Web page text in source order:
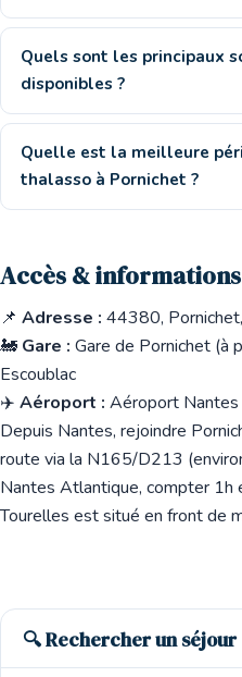
Quels sont les principaux
disponibles ?
Quelle est la meilleure
thalasso à Pornichet ?
Accès &
📌 Adresse : 44380,
🚂 Gare : Gare de Pornichet (à
Escoublac
✈️ Aéroport : Aéroport
Depuis Nantes, rejoindre
route via la N165/D213
Nantes Atlantique, compter 1h
Tourelles est situé en front de
🔍 Rechercher un séjour